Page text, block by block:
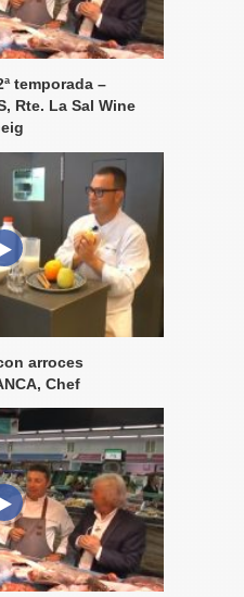
temporada –
Rte. La Sal Wine
arroces
Chef